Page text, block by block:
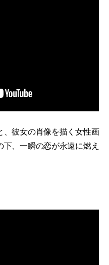
、彼女の肖像を描く女性画
、一瞬の恋が永遠に燃え